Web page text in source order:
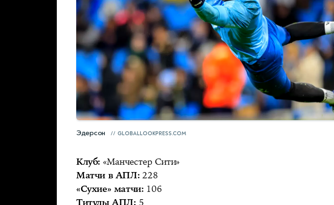
Эдерсон GLOBALLOOKPRESS.COM
Клуб: «Манчестер Сити»
Матчи в АПЛ:228
«Сухие» матчи: 106